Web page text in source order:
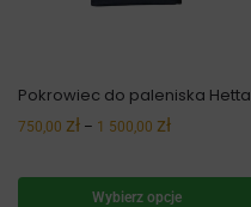
Pokrowiec do paleniska Hetta
750,00 zł – 1 500,00 zł
Wybierz opcje